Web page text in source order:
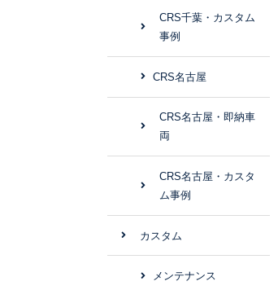
CRS千葉・カスタム
事例
CRS名古屋
CRS名古屋・即納車
両
CRS名古屋・カスタ
ム事例
カスタム
メンテナンス